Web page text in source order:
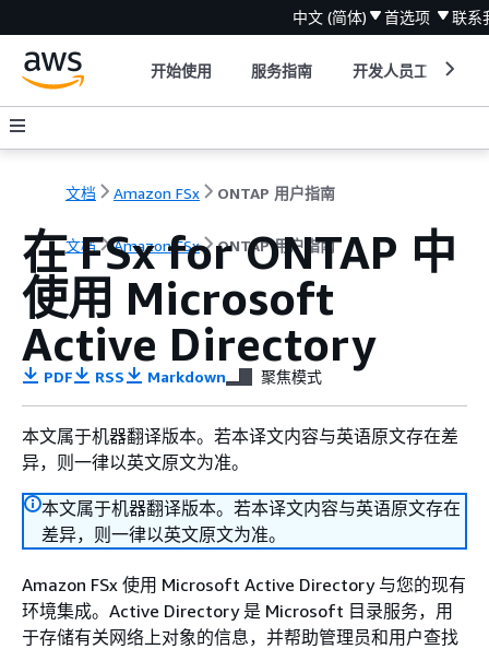
中文 (简体) 首选项 联系
开始使用 服务指南 开发人员工具
文档 Amazon FSx ONTAP 用户指南
文档 Amazon FSx ONTAP 用户指南
在 FSx for ONTAP 中
使用 Microsoft
Active Directory
PDF RSS Markdown 聚焦模式
本文属于机器翻译版本。若本译文内容与英语原文存在差
异，则一律以英文原文为准。
本文属于机器翻译版本。若本译文内容与英语原文存在
差异，则一律以英文原文为准。
Amazon FSx 使用 Microsoft Active Directory 与您的现有
环境集成。Active Directory 是 Microsoft 目录服务，用
于存储有关网络上对象的信息，并帮助管理员和用户查找